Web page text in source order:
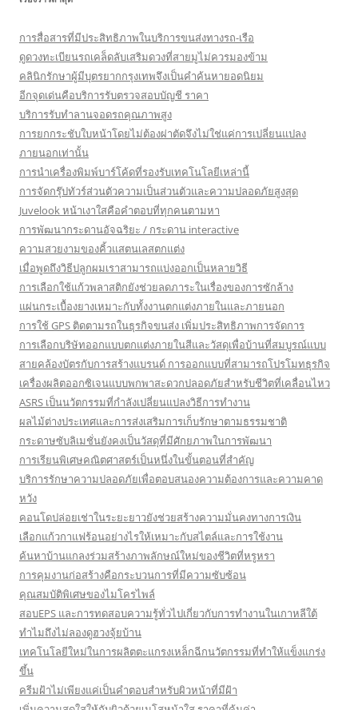
การสื่อสารที่มีประสิทธิภาพในบริการขนส่งทางรถ-เรือ
ดูดวงทะเบียนรถเคล็ดลับเสริมดวงที่สายมูไม่ควรมองข้าม
คลินิกรักษาผู้มีบุตรยากกรุงเทพจึงเป็นคำค้นหายอดนิยม
อีกจุดเด่นคือบริการรับตรวจสอบบัญชี ราคา
บริการรับทำลานจอดรถคุณภาพสูง
การยกกระชับใบหน้าโดยไม่ต้องผ่าตัดจึงไม่ใช่แค่การเปลี่ยนแปลง
ภายนอกเท่านั้น
การนำเครื่องพิมพ์บาร์โค้ดที่รองรับเทคโนโลยีเหล่านี้
การจัดกรุ๊ปทัวร์ส่วนตัวความเป็นส่วนตัวและความปลอดภัยสูงสุด
Juvelook หน้าเงาใสคือคำตอบที่ทุกคนตามหา
การพัฒนากระดานอัจฉริยะ / กระดาน interactive
ความสวยงามของคิ้วแสตนเลสตกแต่ง
เมื่อพูดถึงวิธีปลูกผมเราสามารถแบ่งออกเป็นหลายวิธี
การเลือกใช้แก้วพลาสติกยังช่วยลดภาระในเรื่องของการซักล้าง
แผ่นกระเบื้องยางเหมาะกับทั้งงานตกแต่งภายในและภายนอก
การใช้ GPS ติดตามรถในธุรกิจขนส่ง เพิ่มประสิทธิภาพการจัดการ
การเลือกบริษัทออกแบบตกแต่งภายในสีและวัสดุเพื่อบ้านที่สมบูรณ์แบบ
สายคล้องบัตรกับการสร้างแบรนด์ การออกแบบที่สามารถโปรโมทธุรกิจ
เครื่องผลิตออกซิเจนแบบพกพาสะดวกปลอดภัยสำหรับชีวิตที่เคลื่อนไหว
ASRS เป็นนวัตกรรมที่กำลังเปลี่ยนแปลงวิธีการทำงาน
ผลไม้ต่างประเทศและการส่งเสริมการเก็บรักษาตามธรรมชาติ
กระดาษซับลิเมชั่นยังคงเป็นวัสดุที่มีศักยภาพในการพัฒนา
การเรียนพิเศษคณิตศาสตร์เป็นหนึ่งในขั้นตอนที่สำคัญ
บริการรักษาความปลอดภัยเพื่อตอบสนองความต้องการและความคาด
หวัง
คอนโดปล่อยเช่าในระยะยาวยังช่วยสร้างความมั่นคงทางการเงิน
เลือกแก้วกาแฟร้อนอย่างไรให้เหมาะกับสไตล์และการใช้งาน
ค้นหาบ้านแกลงร่วมสร้างภาพลักษณ์ใหม่ของชีวิตที่หรูหรา
การคุมงานก่อสร้างคือกระบวนการที่มีความซับซ้อน
คุณสมบัติพิเศษของไมโครไพล์
สอบEPS และการทดสอบความรู้ทั่วไปเกี่ยวกับการทำงานในเกาหลีใต้
ทำไมถึงไม่ลองดูฮวงจุ้ยบ้าน
เทคโนโลยีใหม่ในการผลิตตะแกรงเหล็กฉีกนวัตกรรมที่ทำให้แข็งแกร่ง
ขึ้น
ครีมฝ้าไม่เพียงแค่เป็นคำตอบสำหรับผิวหน้าที่มีฝ้า